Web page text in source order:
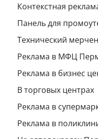
Контекстная
Панель для
Технический
Реклама в МФЦ
Реклама в бизнес
В торговых центрах
Реклама в
Реклама в